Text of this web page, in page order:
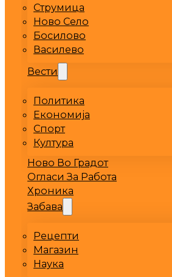
Струмица
Ново Село
Босилово
Василево
Вести
Политика
Економија
Спорт
Култура
Ново Во Градот
Огласи За Работа
Хроника
Забава
Рецепти
Магазин
Наука